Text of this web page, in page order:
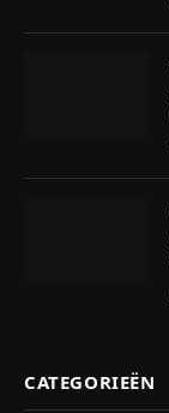
CATEGORIEËN